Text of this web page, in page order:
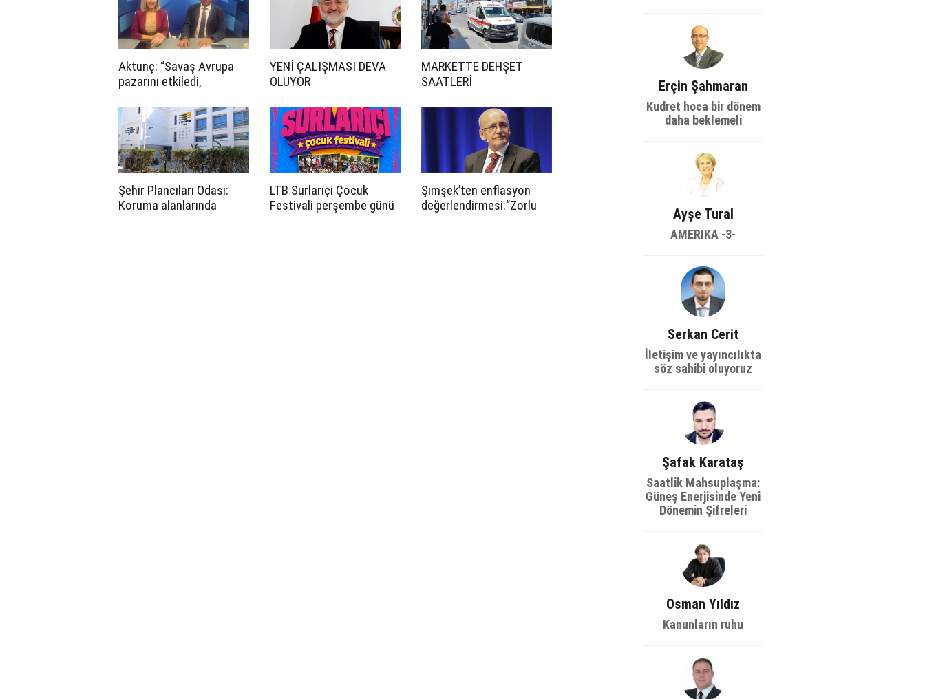
Aktunç: “Savaş Avrupa
pazarını etkiledi,
sürüyor”
YENİ ÇALIŞMASI DEVA
OLUYOR
MARKETTE DEHŞET
SAATLERİ
Şehir Plancıları Odası:
Koruma alanlarında
LTB Surlariçi Çocuk
Festivali perşembe günü
Şimşek’ten enflasyon
değerlendirmesi:“Zorlu
Erçin Şahmaran
Kudret hoca bir dönem
daha beklemeli
Ayşe Tural
AMERIKA -3-
Serkan Cerit
İletişim ve yayıncılıkta
söz sahibi oluyoruz
Şafak Karataş
Saatlik Mahsuplaşma:
Güneş Enerjisinde Yeni
Dönemin Şifreleri
Osman Yıldız
Kanunların ruhu